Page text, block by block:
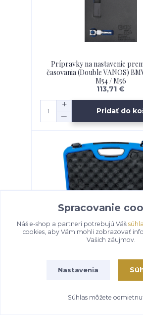
Prípravky na nastavenie
časovania (Double VANOS)
M54 / M56
113,71 €
Pridať do
292,40 €
Spracovanie
Náš e-shop a partneri potrebujú Váš
cookies, aby Vám mohli zobrazovať
Vašich záujmov.
Nastavenia
Súhlas môžete